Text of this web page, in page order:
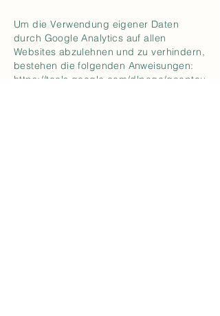
Um die Verwendung eigener Daten
durch Google Analytics auf allen
Websites abzulehnen und zu verhindern,
bestehen die folgenden Anweisungen:
https://tools.google.com/dlpage/gaoptou